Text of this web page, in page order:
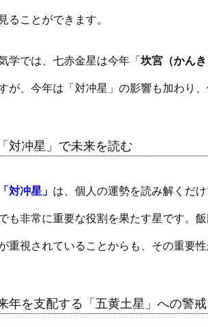
ることができます。
学では、七赤金星は今年「坎宮（かんき
が、今年は「対冲星」の影響も加わり
「対冲星」で未来を読む
「対冲星」 は、個人の運勢を読み解くだ
も非常に重要な役割を果たす星です。
重視されていることからも、その重要性
年を支配する「五黄土星」への警戒